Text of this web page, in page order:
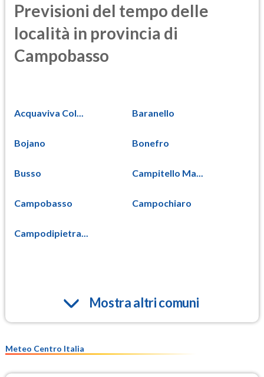
Previsioni del tempo delle
località in provincia di
Campobasso
Acquaviva Col... Baranello
Bojano Bonefro
Busso Campitello Ma...
Campobasso Campochiaro
Campodipietra...
Mostra altri comuni
Meteo Centro Italia